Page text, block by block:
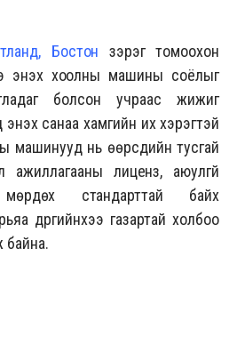
Бостон зэрэг томоохон
энэхүү хоолны машины соёлыг
болсон учраас жижиг
санаа хамгийн их хэрэгтэй
машинууд нь өөрсдийн тусгай
ажиллагааны лиценз, аюулгүй
стандарттай байх
дүүргийнхээ газартай холбоо
байна.